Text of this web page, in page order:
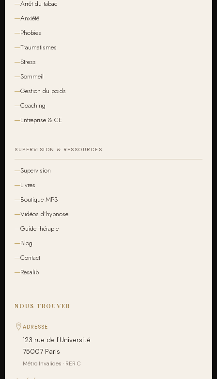
Arrêt du tabac
Anxiété
Phobies
Traumatismes
Stress
Sommeil
Gestion du poids
Coaching
Entreprise & CE
SUPERVISION & RESSOURCES
Supervision
Livres
Boutique MP3
Vidéos d'hypnose
Guide thérapie
Blog
Contact
Resalib
NOUS TROUVER
ADRESSE
123 rue de l'Université
75007 Paris
Métro Invalides · RER C